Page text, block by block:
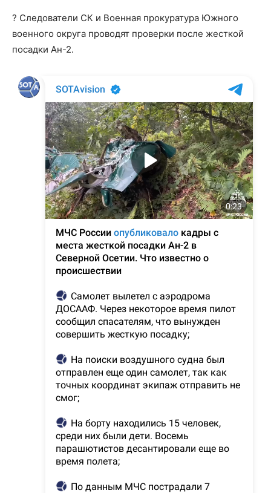
? Следователи СК и Военная прокуратура Южного
военного округа проводят проверки после жесткой
посадки Ан-2.